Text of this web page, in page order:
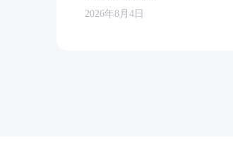
2026年8月4日